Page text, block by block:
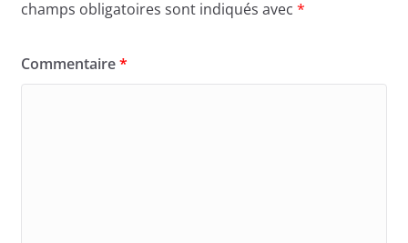
champs obligatoires sont indiqués avec *
Commentaire*